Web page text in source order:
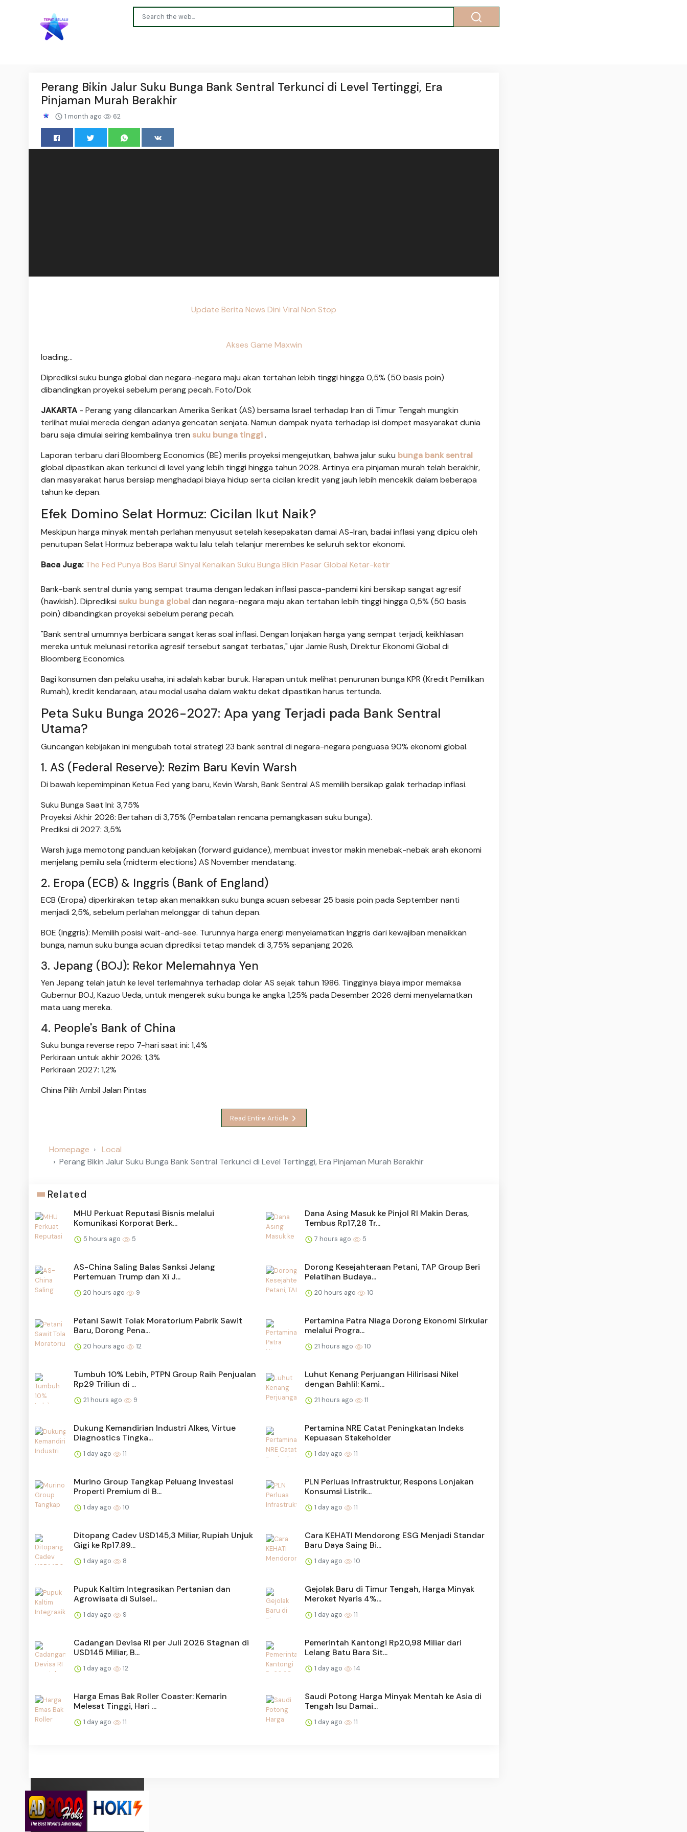
Perang Bikin Jalur Suku Bunga Bank Sentral Terkunci di Level Tertinggi, Era
Pinjaman Murah Berakhir
1 month ago 62
Update Berita News Dini Viral Non Stop
Akses Game Maxwin
loading...
Diprediksi suku bunga global dan negara-negara maju akan tertahan lebih tinggi hingga 0,5% (50 basis poin)
dibandingkan proyeksi sebelum perang pecah. Foto/Dok
JAKARTA - Perang yang dilancarkan Amerika Serikat (AS) bersama Israel terhadap Iran di Timur Tengah mungkin
terlihat mulai mereda dengan adanya gencatan senjata. Namun dampak nyata terhadap isi dompet masyarakat dunia
baru saja dimulai seiring kembalinya tren suku bunga tinggi.
Laporan terbaru dari Bloomberg Economics (BE) merilis proyeksi mengejutkan, bahwa jalur suku bunga bank sentral
global dipastikan akan terkunci di level yang lebih tinggi hingga tahun 2028. Artinya era pinjaman murah telah berakhir,
dan masyarakat harus bersiap menghadapi biaya hidup serta cicilan kredit yang jauh lebih mencekik dalam beberapa
tahun ke depan.
Efek Domino Selat Hormuz: Cicilan Ikut Naik?
Meskipun harga minyak mentah perlahan menyusut setelah kesepakatan damai AS-Iran, badai inflasi yang dipicu oleh
penutupan Selat Hormuz beberapa waktu lalu telah telanjur merembes ke seluruh sektor ekonomi.
Baca Juga: The Fed Punya Bos Baru! Sinyal Kenaikan Suku Bunga Bikin Pasar Global Ketar-ketir
Bank-bank sentral dunia yang sempat trauma dengan ledakan inflasi pasca-pandemi kini bersikap sangat agresif
(hawkish). Diprediksi suku bunga globaldan negara-negara maju akan tertahan lebih tinggi hingga 0,5% (50 basis
poin) dibandingkan proyeksi sebelum perang pecah.
"Bank sentral umumnya berbicara sangat keras soal inflasi. Dengan lonjakan harga yang sempat terjadi, keikhlasan
mereka untuk melunasi retorika agresif tersebut sangat terbatas," ujar Jamie Rush, Direktur Ekonomi Global di
Bloomberg Economics.
Bagi konsumen dan pelaku usaha, ini adalah kabar buruk. Harapan untuk melihat penurunan bunga KPR (Kredit Pemilikan
Rumah), kredit kendaraan, atau modal usaha dalam waktu dekat dipastikan harus tertunda.
Peta Suku Bunga 2026-2027: Apa yang Terjadi pada Bank Sentral
Utama?
Guncangan kebijakan ini mengubah total strategi 23 bank sentral di negara-negara penguasa 90% ekonomi global.
1. AS (Federal Reserve): Rezim Baru Kevin Warsh
Di bawah kepemimpinan Ketua Fed yang baru, Kevin Warsh, Bank Sentral AS memilih bersikap galak terhadap inflasi.
Suku Bunga Saat Ini: 3,75%
Proyeksi Akhir 2026: Bertahan di 3,75% (Pembatalan rencana pemangkasan suku bunga).
Prediksi di 2027: 3,5%
Warsh juga memotong panduan kebijakan (forward guidance), membuat investor makin menebak-nebak arah ekonomi
menjelang pemilu sela (midterm elections) AS November mendatang.
2. Eropa (ECB) & Inggris (Bank of England)
ECB (Eropa) diperkirakan tetap akan menaikkan suku bunga acuan sebesar 25 basis poin pada September nanti
menjadi 2,5%, sebelum perlahan melonggar di tahun depan.
BOE (Inggris): Memilih posisi wait-and-see. Turunnya harga energi menyelamatkan Inggris dari kewajiban menaikkan
bunga, namun suku bunga acuan diprediksi tetap mandek di 3,75% sepanjang 2026.
3. Jepang (BOJ): Rekor Melemahnya Yen
Yen Jepang telah jatuh ke level terlemahnya terhadap dolar AS sejak tahun 1986. Tingginya biaya impor memaksa
Gubernur BOJ, Kazuo Ueda, untuk mengerek suku bunga ke angka 1,25% pada Desember 2026 demi menyelamatkan
mata uang mereka.
4. People's Bank of China
Suku bunga reverse repo 7-hari saat ini: 1,4%
Perkiraan untuk akhir 2026: 1,3%
Perkiraan 2027: 1,2%
China Pilih Ambil Jalan Pintas
Read Entire Article
Homepage
Local
Perang Bikin Jalur Suku Bunga Bank Sentral Terkunci di Level Tertinggi, Era Pinjaman Murah Berakhir
Related
MHU Perkuat Reputasi Bisnis melalui
Komunikasi Korporat Berk...
5 hours ago 5
Dana Asing Masuk ke Pinjol RI Makin Deras,
Tembus Rp17,28 Tr...
7 hours ago 5
AS-China Saling Balas Sanksi Jelang
Pertemuan Trump dan Xi J...
20 hours ago 9
Dorong Kesejahteraan Petani, TAP Group Beri
Pelatihan Budaya...
20 hours ago 10
Petani Sawit Tolak Moratorium Pabrik Sawit
Baru, Dorong Pena...
20 hours ago 12
Pertamina Patra Niaga Dorong Ekonomi Sirkular
melalui Progra...
21 hours ago 10
Tumbuh 10% Lebih, PTPN Group Raih Penjualan
Rp29 Triliun di ...
21 hours ago 9
Luhut Kenang Perjuangan Hilirisasi Nikel
dengan Bahlil: Kami...
21 hours ago 11
Dukung Kemandirian Industri Alkes, Virtue
Diagnostics Tingka...
1 day ago 11
Pertamina NRE Catat Peningkatan Indeks
Kepuasan Stakeholder
1 day ago 11
Murino Group Tangkap Peluang Investasi
Properti Premium di B...
1 day ago 10
PLN Perluas Infrastruktur, Respons Lonjakan
Konsumsi Listrik...
1 day ago 11
Ditopang Cadev USD145,3 Miliar, Rupiah Unjuk
Gigi ke Rp17.89...
1 day ago 8
Cara KEHATI Mendorong ESG Menjadi Standar
Baru Daya Saing Bi...
1 day ago 10
Pupuk Kaltim Integrasikan Pertanian dan
Agrowisata di Sulsel...
1 day ago 9
Gejolak Baru di Timur Tengah, Harga Minyak
Meroket Nyaris 4%...
1 day ago 11
Cadangan Devisa RI per Juli 2026 Stagnan di
USD145 Miliar, B...
1 day ago 12
Pemerintah Kantongi Rp20,98 Miliar dari
Lelang Batu Bara Sit...
1 day ago 14
Harga Emas Bak Roller Coaster: Kemarin
Melesat Tinggi, Hari ...
1 day ago 11
Saudi Potong Harga Minyak Mentah ke Asia di
Tengah Isu Damai...
1 day ago 11